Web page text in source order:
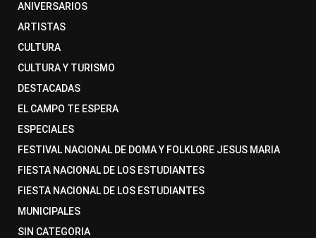
ANIVERSARIOS
ARTISTAS
CULTURA
CULTURA Y TURISMO
DESTACADAS
EL CAMPO TE ESPERA
ESPECIALES
FESTIVAL NACIONAL DE DOMA Y FOLKLORE JESUS MARIA
FIESTA NACIONAL DE LOS ESTUDIANTES
FIESTA NACIONAL DE LOS ESTUDIANTES
MUNICIPALES
SIN CATEGORIA